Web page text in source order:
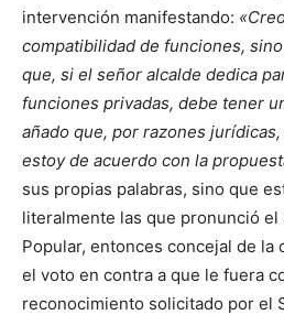
intervención manifestando:
compatibilidad de funciones,
que, si el señor alcalde dedica
funciones privadas, debe tener
añado que, por razones
estoy de acuerdo con la
sus propias palabras, sino que
literalmente las que pronunció el
Popular, entonces concejal de
el voto en contra a que le fuera
reconocimiento solicitado por el